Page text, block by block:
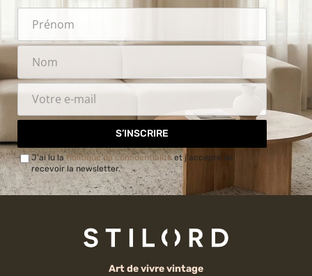
S’INSCRIRE
J'ai lu laPolitique de confidentialitéet j'accepte de
recevoir la newsletter.
Art de vivre vintage